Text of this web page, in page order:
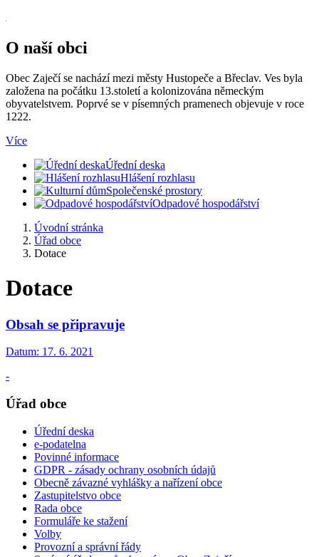
O naší obci
Obec Zaječí se nachází mezi městy Hustopeče a Břeclav. Ves byla
založena na počátku 13.století a kolonizována německým
obyvatelstvem. Poprvé se v písemných pramenech objevuje v roce
1222.
Více
Úřední deska
Hlášení rozhlasu
Společenské prostory
Odpadové hospodářství
Úvodní stránka
Úřad obce
Dotace
Dotace
Obsah se připravuje
Datum: 17. 6. 2021
-
Úřad obce
Úřední deska
e-podatelna
Povinné informace
GDPR - zásady ochrany osobních údajů
Obecně závazné vyhlášky a nařízení obce
Zastupitelstvo obce
Rada obce
Formuláře ke stažení
Volby
Provozní a správní řády